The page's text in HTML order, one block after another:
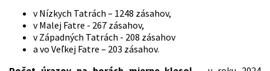
v Nízkych Tatrách – 1248 zásahov,
v Malej Fatre - 267 zásahov,
v Západných Tatrách - 208 zásahov
a vo Veľkej Fatre – 203 zásahov.